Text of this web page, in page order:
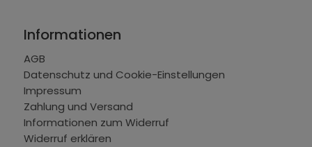
Informationen
AGB
Datenschutz und Cookie-Einstellungen
Impressum
Zahlung und Versand
Informationen zum Widerruf
Widerruf erklären